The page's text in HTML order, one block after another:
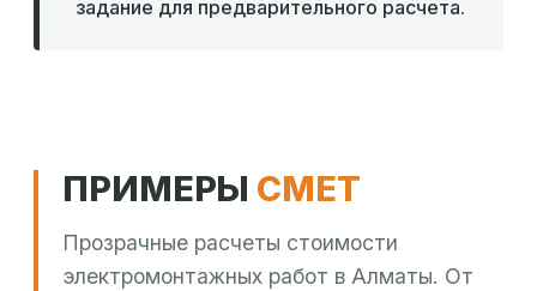
задание для предварительного расчета.
ПРИМЕРЫ СМЕТ
Прозрачные расчеты стоимости
электромонтажных работ в Алматы. От